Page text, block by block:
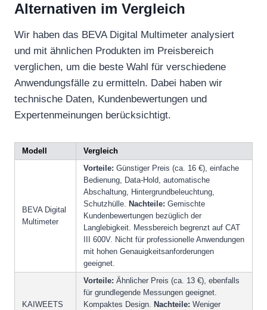
Alternativen im Vergleich
Wir haben das BEVA Digital Multimeter analysiert
und mit ähnlichen Produkten im Preisbereich
verglichen, um die beste Wahl für verschiedene
Anwendungsfälle zu ermitteln. Dabei haben wir
technische Daten, Kundenbewertungen und
Expertenmeinungen berücksichtigt.
Modell Vergleich
BEVA Digital
Multimeter
Vorteile: Günstiger Preis (ca. 16 €), einfache
Bedienung, Data-Hold, automatische
Abschaltung, Hintergrundbeleuchtung,
Schutzhülle. Nachteile: Gemischte
Kundenbewertungen bezüglich der
Langlebigkeit. Messbereich begrenzt auf CAT
III 600V. Nicht für professionelle Anwendungen
mit hohen Genauigkeitsanforderungen
geeignet.
KAIWEETS
Vorteile: Ähnlicher Preis (ca. 13 €), ebenfalls
für grundlegende Messungen geeignet.
Kompaktes Design. Nachteile: Weniger